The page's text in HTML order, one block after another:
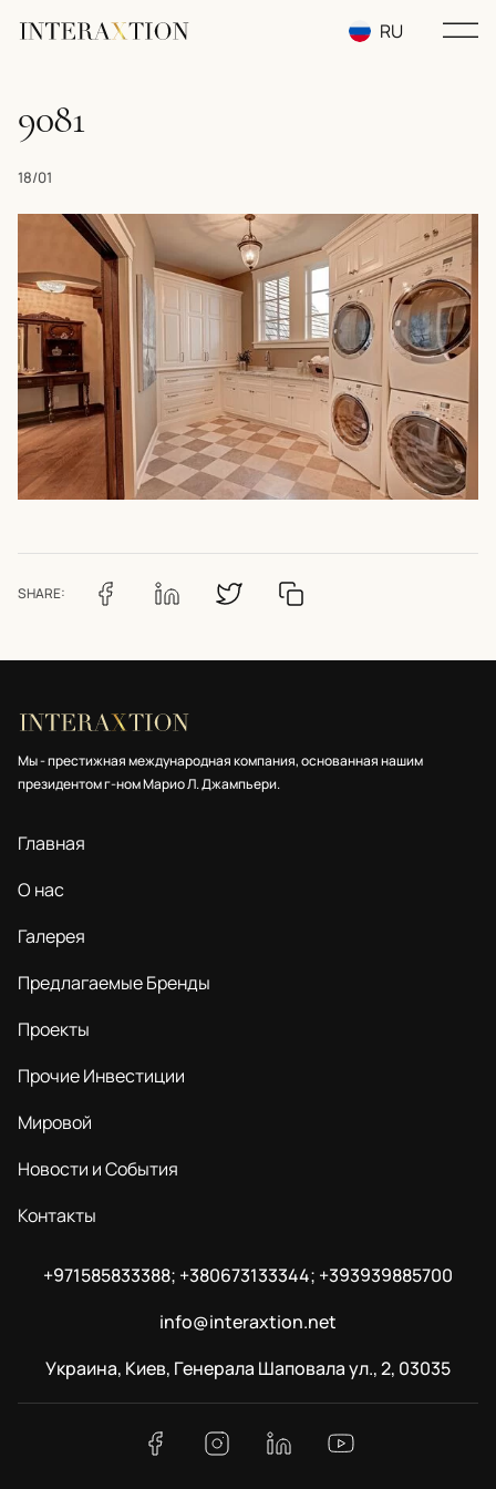
RU
9081
18/01
SHARE:
Мы - престижная международная компания, основанная нашим
президентом г-ном Марио Л. Джампьери.
Главная
О нас
Галерея
Предлагаемые Бренды
Проекты
Прочие Инвестиции
Мировой
Новости и События
Контакты
+971585833388; +380673133344; +393939885700
info@interaxtion.net
Украина, Киев, Генерала Шаповала ул., 2, 03035